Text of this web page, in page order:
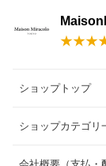
ショップトップ
ショップカテゴリ